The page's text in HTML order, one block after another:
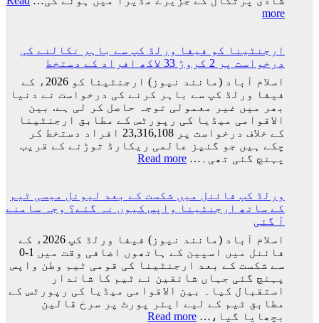
more
:
اور
جارجینا
روڈریگز
کی
شادی
کی
تاریخ
سامنے
آ
گئی
ارجنٹینا کو فیفا ورلڈ کپ سے باہر نکالنے کی
درخواست پر 2 کروڑ 33 لاکھ افراد کے دستخط
اسلام آباد (مانند نیوز) ارجنٹینا کو 2026ء کے
فیفا ورلڈ کپ سے باہر کرنے کی درخواست نے دنیا
بھر میں غیر معمولی توجہ حاصل کر لی ہے. بین
الاقوامی میڈیا کی رپورٹس کے مطابق ارجنٹینا
کے خلاف درخواست پر 23,316,108 افراد دستخط کر
چکے ہیں جو گنیز عالمی ریکارڈ توڑنے کے قریب
پہنچ گئی تھی۔… Read more
:
فیفا
ورلڈ
باہر
نکالنے
کی
درخواست
پر
2
ورلڈ کپ فائنل میں شکست کے بعد لیونل میسی ٹیم
کے ساتھ ارجنٹینا واپس کیوں نہ گئے؟ وجہ سامنے
آ گئی
اسلام آباد (مانند نیوز) فیفا ورلڈ کپ 2026ء کے
فائنل میں اسپین کے ہاتھوں اضافی وقت میں 1-0
سے شکست کے بعد ارجنٹینا کی قومی ٹیم وطن واپس
پہنچ گئی جہاں شائقین نے ٹیم کا شاندار
استقبال کیا۔ بین الاقوامی میڈیا کی رپورٹس کے
مطابق ٹیم کے لیے ایئر پورٹ پر سرخ قالین
بچھایا گیا،… Read more
: